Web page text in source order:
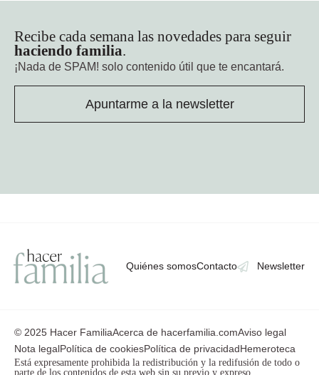
Recibe cada semana las novedades para seguir
haciendo familia.
¡Nada de SPAM! solo contenido útil que te encantará.
Apuntarme a la newsletter
Quiénes somosContacto Newsletter
© 2025 Hacer FamiliaAcerca de hacerfamilia.comAviso legal
Nota legalPolítica de cookiesPolítica de privacidadHemeroteca
Está expresamente prohibida la redistribución y la redifusión de todo o
parte de los contenidos de esta web sin su previo y expreso